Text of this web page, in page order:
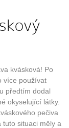
kvásková! Po
více používat
předtím dodal
okyselující látky.
pečiva
tuto situaci měly a